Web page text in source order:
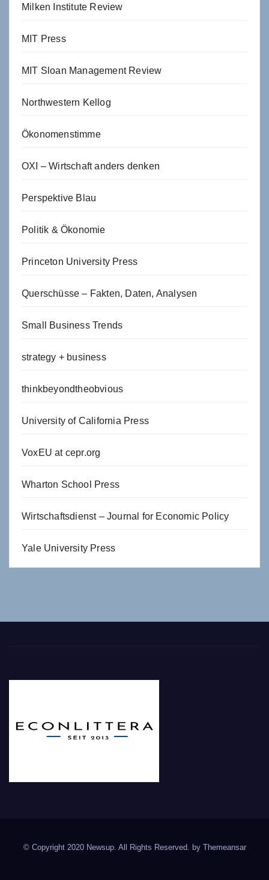
Milken Institute Review
MIT Press
MIT Sloan Management Review
Northwestern Kellog
Ökonomenstimme
OXI – Wirtschaft anders denken
Perspektive Blau
Politik & Ökonomie
Princeton University Press
Querschüsse – Fakten, Daten, Analysen
Small Business Trends
strategy + business
thinkbeyondtheobvious
University of California Press
VoxEU at cepr.org
Wharton School Press
Wirtschaftsdienst – Journal for Economic Policy
Yale University Press
© Copyright 2020 Newsup. All Rights Reserved. by Themeansar